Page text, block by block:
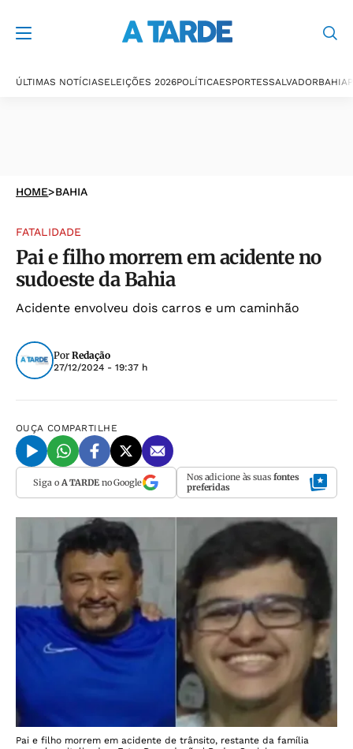
ÚLTIMAS NOTÍCIASELEIÇÕES 2026POLÍTICAESPORTESSALVADORBAHIA
HOME>BAHIA
FATALIDADE
Pai e filho morrem em acidente no
sudoeste da Bahia
Acidente envolveu dois carros e um caminhão
Por Redação
27/12/2024 - 19:37 h
OUÇA COMPARTILHE
Siga o A TARDEno Google Nos adicione às suas fontes
preferidas
Pai e filho morrem em acidente de trânsito, restante da família